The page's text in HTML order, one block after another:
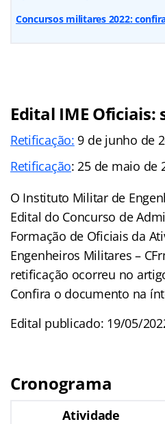
Concursos militares 2022:
Edital IME
Retificação: 9 de junho de
Retificação: 25 de maio de
O Instituto Militar de
Edital do Concurso de
Formação de Oficiais da
Engenheiros Militares –
retificação ocorreu no
Confira o documento na
Edital publicado: 19/05/
Cronograma
Atividade